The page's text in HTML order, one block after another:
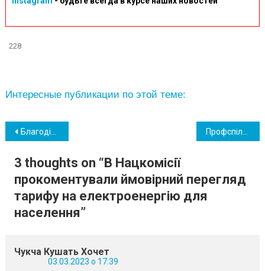
228
Интересные публикации по этой теме:
Навігація
записів
Благодійний проєкт: в Южному відкрили «Палатку Божої підтримки»
3 thoughts on “В Нацкомісії
прокоментували ймовірний перегляд
тарифу на електроенергію для
населення”
Чукча Кушать Хочет
03.03.2023 о 17:39